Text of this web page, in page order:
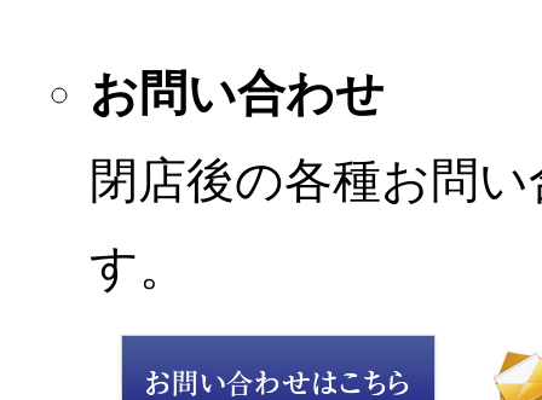
お問い合わせ
閉店後の各種お問
す。